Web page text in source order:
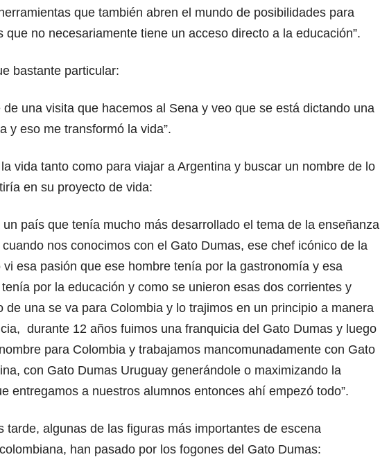
que también abren el mundo de posibilidades para
que no necesariamente tiene un acceso directo a la educación”.
bastante particular:
de una visita que hacemos al Sena y veo que se está dictando una
y eso me transformó la vida”.
vida tanto como para viajar a Argentina y buscar un nombre de lo
en su proyecto de vida:
un país que tenía mucho más desarrollado el tema de la enseñanza
nos conocimos con el Gato Dumas, ese chef icónico de la
vi esa pasión que ese hombre tenía por la gastronomía y esa
por la educación y como se unieron esas dos corrientes y
de una se va para Colombia y lo trajimos en un principio a manera
durante 12 años fuimos una franquicia del Gato Dumas y luego
para Colombia y trabajamos mancomunadamente con Gato
con Gato Dumas Uruguay generándole o maximizando la
entregamos a nuestros alumnos entonces ahí empezó todo”.
tarde, algunas de las figuras más importantes de escena
han pasado por los fogones del Gato Dumas: